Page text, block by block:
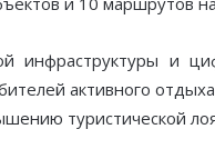
инфраструктуры и
активного
туристической